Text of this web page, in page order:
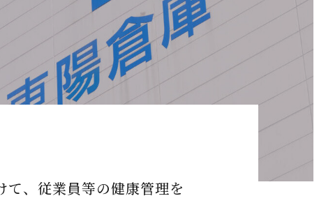
、従業員等の健康管理を